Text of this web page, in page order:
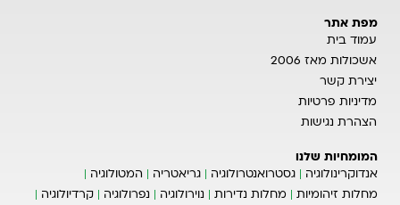
מפת אתר
עמוד בית
אשכולות מאז 2006
יצירת קשר
מדיניות פרטיות
הצהרת נגישות
המומחיות שלנו
אנדוקרינולוגיה
גסטרואנטרולוגיה גריאטריה
המטולוגיה
מחלות זיהומיות
מחלות נדירות נוירולוגיה נפרולוגיה
קרדיולוגיה